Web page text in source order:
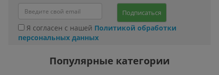
Подписаться
Я согласен с нашей Политикой обработки
персональных данных
Популярные категории